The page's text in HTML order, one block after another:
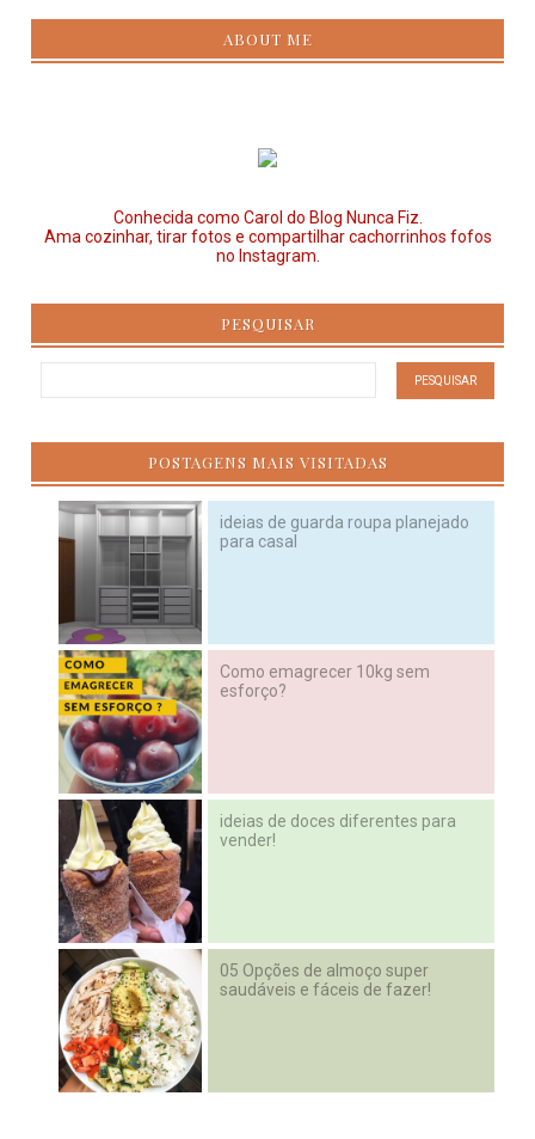
ABOUT ME
Conhecida como Carol do Blog Nunca Fiz.
Ama cozinhar, tirar fotos e compartilhar cachorrinhos fofos
no Instagram.
PESQUISAR
POSTAGENS MAIS VISITADAS
ideias de guarda roupa planejado
para casal
Como emagrecer 10kg sem
esforço?
ideias de doces diferentes para
vender!
05 Opções de almoço super
saudáveis e fáceis de fazer!